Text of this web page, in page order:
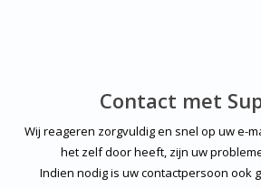
Contact met
Wij reageren zorgvuldig en snel op uw e-
het zelf door heeft, zijn uw
Indien nodig is uw contactpersoon ook